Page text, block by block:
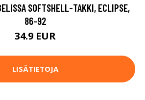
SOFTSHELL-TAKKI, ECLIPSE,
86-92
34.9 EUR
LISÄTIETOJA